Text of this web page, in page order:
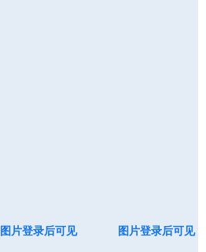
图片登录后可见 图片登录后可见